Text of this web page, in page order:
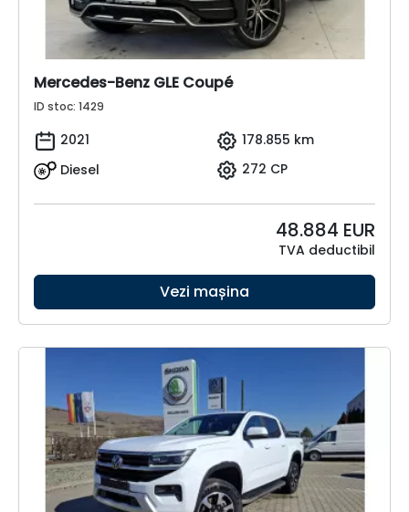
Mercedes-Benz GLE Coupé
ID stoc: 1429
2021
178.855 km
Diesel
272 CP
48.884 EUR
TVA deductibil
Vezi mașina